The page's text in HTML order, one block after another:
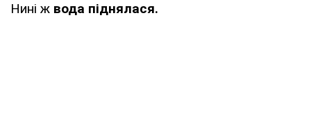
Нині ж вода піднялася.